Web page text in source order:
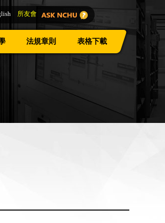
所友會
法規章則 表格下載